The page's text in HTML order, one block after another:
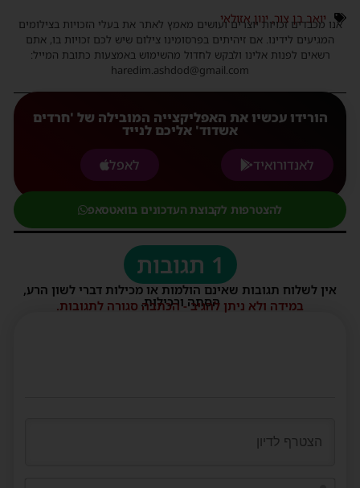
יואב בן צור, ינון אזולאי
אנו מכבדים זכויות יוצרים ועושים מאמץ לאתר את בעלי הזכויות בצילומים
המגיעים לידינו. אם זיהיתים בפרסומינו צילום שיש לכם זכויות בו, אתם
רשאים לפנות אלינו ולבקש לחדול מהשימוש באמצעות כתובת המייל:
haredim.ashdod@gmail.com
הורידו עכשיו את האפליקצייה המובילה של 'חרדים
אשדוד' אליכם לנייד
לאנדורואיד
לאפל
להצטרפות לקבוצת העדכונים בוואטסאפ
1 תגובות
אין לשלוח תגובות שאינם הולמות או מכילות דברי לשון הרע,
הסתה ורכילות.
במידה ולא ניתן להגיב - הכתבה סגורה לתגובות.